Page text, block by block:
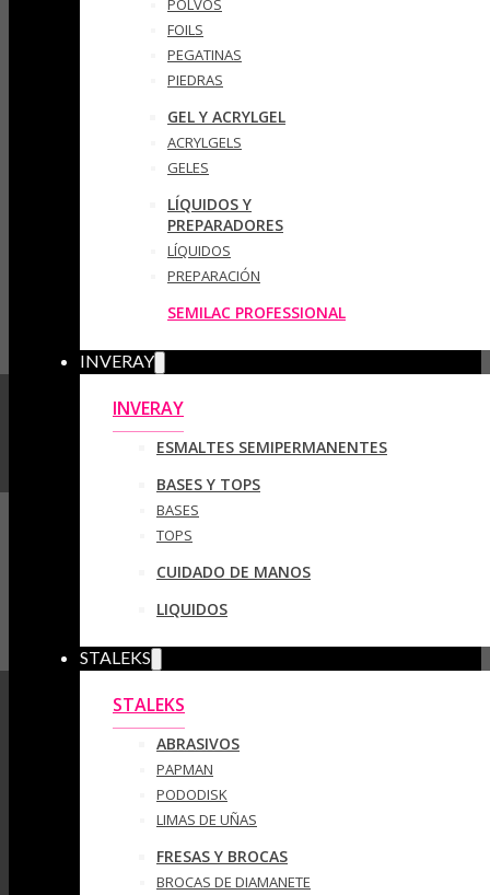
POLVOS
FOILS
PEGATINAS
PIEDRAS
GEL Y ACRYLGEL
ACRYLGELS
GELES
LÍQUIDOS Y
PREPARADORES
LÍQUIDOS
PREPARACIÓN
SEMILAC PROFESSIONAL
INVERAY
INVERAY
ESMALTES SEMIPERMANENTES
BASES Y TOPS
BASES
TOPS
CUIDADO DE MANOS
LIQUIDOS
STALEKS
STALEKS
ABRASIVOS
PAPMAN
PODODISK
LIMAS DE UÑAS
FRESAS Y BROCAS
BROCAS DE DIAMANETE